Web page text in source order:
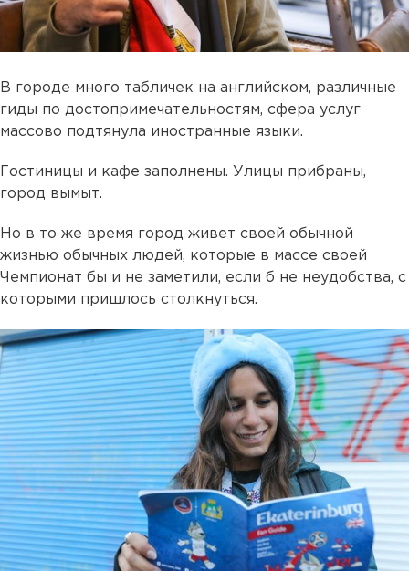
В городе много табличек на английском, различные
гиды по достопримечательностям, сфера услуг
массово подтянула иностранные языки.
Гостиницы и кафе заполнены. Улицы прибраны,
город вымыт.
Но в то же время город живет своей обычной
жизнью обычных людей, которые в массе своей
Чемпионат бы и не заметили, если б не неудобства, с
которыми пришлось столкнуться.